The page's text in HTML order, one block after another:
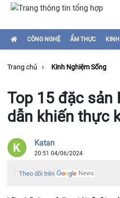
CÔNG NGHỆ ẨM THỰC
Trang chủ Kinh Nghiệm Sống
Top 15 đặc sản
dẫn khiến thực
Katan
20:51 04/06/2024
Theo dõi trên